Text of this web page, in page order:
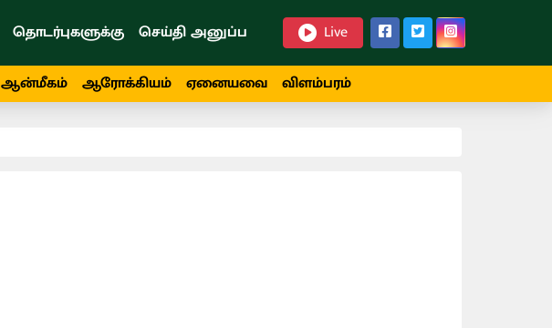
தொடர்புகளுக்கு செய்தி அனுப்ப Live
ஆன்மீகம் ஆரோக்கியம் ஏனையவை விளம்பரம்